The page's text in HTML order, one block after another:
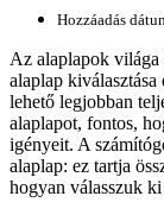
Hozzáadás
Az alaplapok világa
alaplap kiválasztása
lehető legjobban
alaplapot, fontos,
igényeit. A
alaplap: ez tartja
hogyan válasszuk